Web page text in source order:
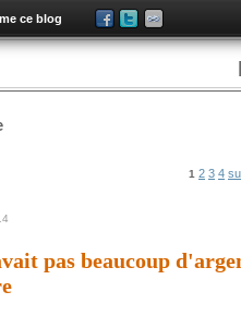
1 2 3 4
pas beaucoup
ce blog